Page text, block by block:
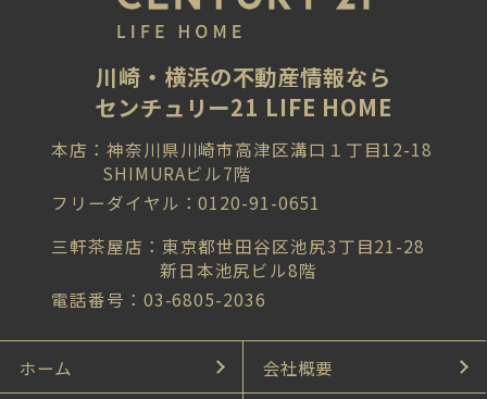
川崎・横浜の不動産情報なら
センチュリー21 LIFE HOME
本店：神奈川県川崎市高津区溝口１丁目12-18
SHIMURAビル7階
フリーダイヤル：0120-91-0651
三軒茶屋店：東京都世田谷区池尻3丁目21-28
新日本池尻ビル8階
電話番号：03-6805-2036
ホーム 会社概要